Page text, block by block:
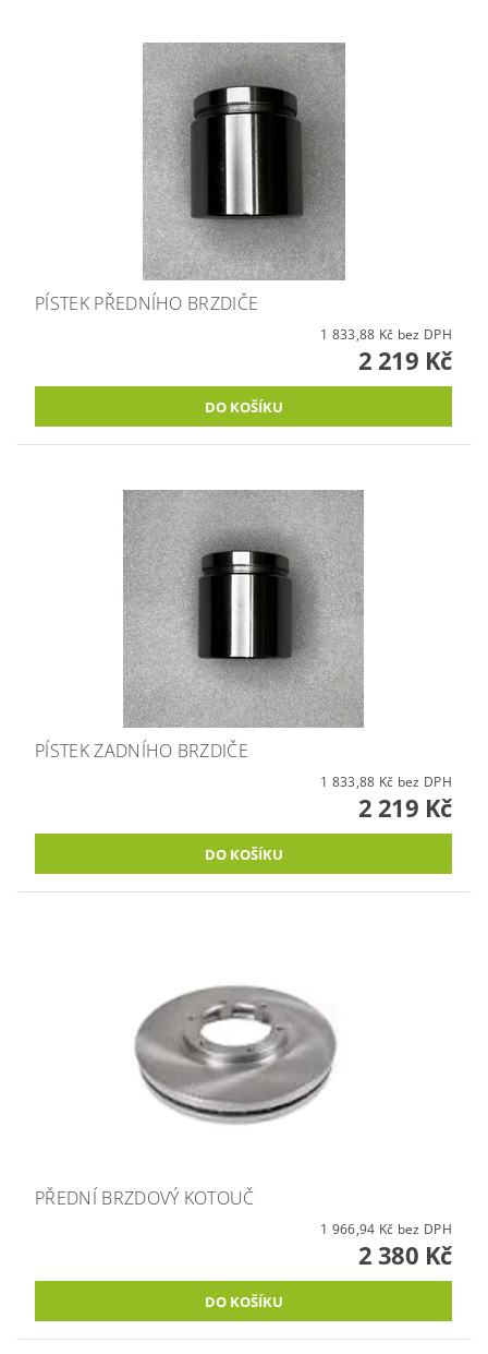
PÍSTEK PŘEDNÍHO BRZDIČE
1 833,88 Kč bez DPH
2 219 Kč
PÍSTEK ZADNÍHO BRZDIČE
1 833,88 Kč bez DPH
2 219 Kč
PŘEDNÍ BRZDOVÝ KOTOUČ
1 966,94 Kč bez DPH
2 380 Kč